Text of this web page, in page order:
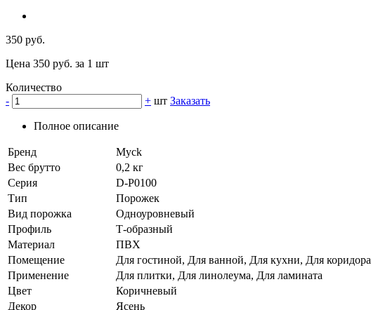
350 руб.
Цена 350 руб. за 1 шт
Количество
-
+ шт Заказать
Полное описание
Бренд
Myck
Вес брутто
0,2 кг
Серия
D-P0100
Тип
Порожек
Вид порожка
Одноуровневый
Профиль
Т-образный
Материал
ПВХ
Помещение
Для гостиной, Для ванной, Для кухни, Для коридора
Применение
Для плитки, Для линолеума, Для ламината
Цвет
Коричневый
Декор
Ясень